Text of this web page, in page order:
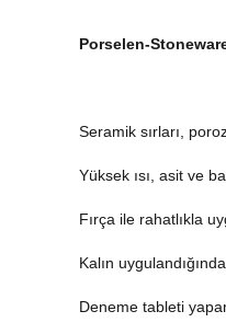
Porselen-
Seramik sırları,
Yüksek ısı, asit ve
Fırça ile rahatlıkla
Kalın
Deneme tableti